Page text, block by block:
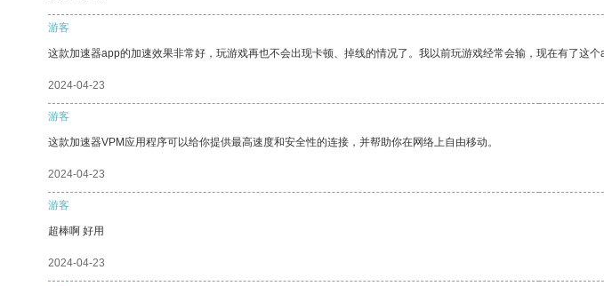
游客
这款加速器app的加速效果非常好，玩游戏再也不会出现卡顿、掉线的情况了。我以前玩游戏经常会输，现在有了这个
2024-04-23
游客
这款加速器VPM应用程序可以给你提供最高速度和安全性的连接，并帮助你在网络上自由移动。
2024-04-23
游客
超棒啊 好用
2024-04-23